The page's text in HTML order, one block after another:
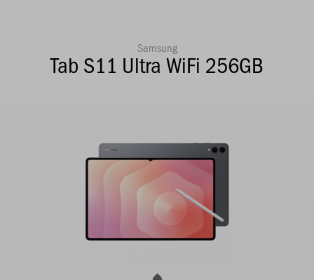
Samsung
Tab S11 Ultra WiFi 256GB